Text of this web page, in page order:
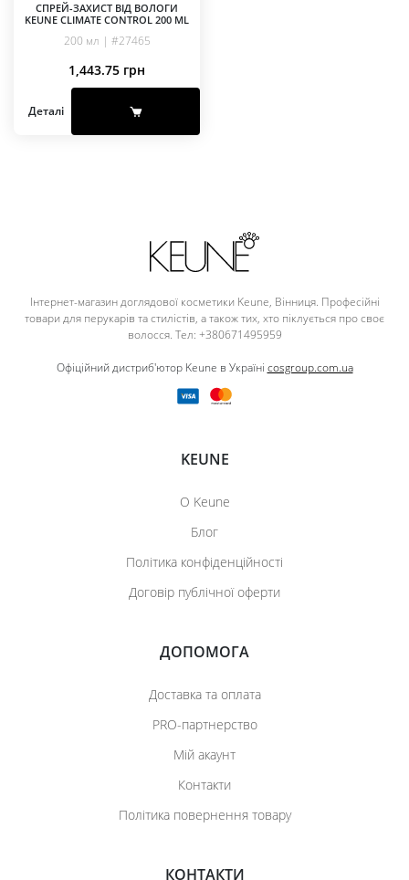
СПРЕЙ-ЗАХИСТ ВІД ВОЛОГИ
KEUNE CLIMATE CONTROL 200 ML
200 мл | #27465
1,443.75 грн
Деталі
Інтернет-магазин доглядової косметики Keune, Вінниця. Професійні
товари для перукарів та стилістів, а також тих, хто піклується про своє
волосся. Тел: +380671495959
Офіційний дистриб'ютор Keune в Україні cosgroup.com.ua
KEUNE
О Keune
Блог
Політика конфіденційності
Договір публічної оферти
ДОПОМОГА
Доставка та оплата
PRO-партнерство
Мій акаунт
Контакти
Політика повернення товару
КОНТАКТИ